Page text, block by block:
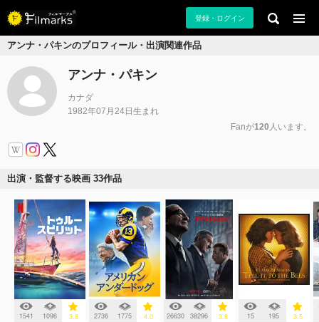
登録・ログイン
アンナ・パキンのプロフィール・出演関連作品
アンナ・パキン
カナダ
1982年07月24日生まれ
Fanが120 人います。
出演・監督する映画 33作品
1541 1096 3.8 2736 1775 4.0 26630 38296 3.8 15 195 3.5